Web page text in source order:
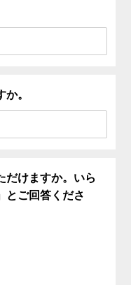
。
だけますか。いら
とご回答くださ